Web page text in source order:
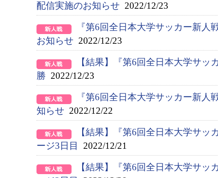
配信実施のお知らせ 2022/12/23
『第6回全日本大学サッカー新
お知らせ 2022/12/23
【結果】『第6回全日本大学サッ
勝 2022/12/23
『第6回全日本大学サッカー新
知らせ 2022/12/22
【結果】『第6回全日本大学サッ
ージ3日目
2022/12/21
【結果】『第6回全日本大学サッ